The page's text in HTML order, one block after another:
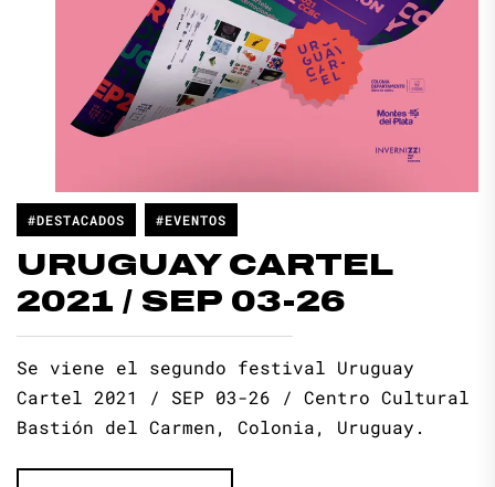
#DESTACADOS #EVENTOS
URUGUAY CARTEL
2021 / SEP 03-26
Se viene el segundo festival Uruguay
Cartel 2021 / SEP 03-26 / Centro Cultural
Bastión del Carmen, Colonia, Uruguay.